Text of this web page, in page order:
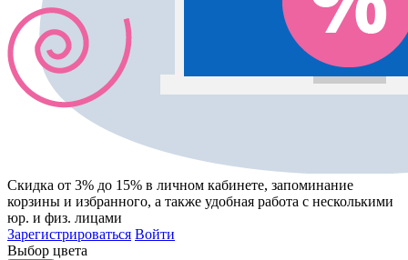
Скидка от 3% до 15% в личном кабинете, запоминание
корзины и избранного, а также удобная работа с несколькими
юр. и физ. лицами
Зарегистрироваться Войти
Выбор цвета